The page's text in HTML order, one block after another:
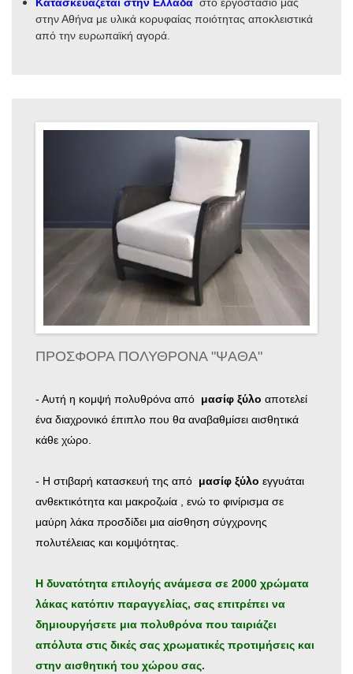
Κατασκευάζεται στην Ελλάδα στο εργοστάσιο μας
στην Αθήνα με υλικά κορυφαίας ποιότητας αποκλειστικά
από την ευρωπαϊκή αγορά.
ΠΡΟΣΦΟΡΑ ΠΟΛΥΘΡΟΝΑ "ΨΑΘΑ"
- Αυτή η κομψή πολυθρόνα από μασίφ ξύλο αποτελεί
ένα διαχρονικό έπιπλο που θα αναβαθμίσει αισθητικά
κάθε χώρο.
- Η στιβαρή κατασκευή της από μασίφ ξύλο εγγυάται
ανθεκτικότητα και μακροζωία , ενώ το φινίρισμα σε
μαύρη λάκα προσδίδει μια αίσθηση σύγχρονης
πολυτέλειας και κομψότητας.
Η δυνατότητα επιλογής ανάμεσα σε 2000 χρώματα
λάκας κατόπιν παραγγελίας, σας επιτρέπει να
δημιουργήσετε μια πολυθρόνα που ταιριάζει
απόλυτα στις δικές σας χρωματικές προτιμήσεις και
στην αισθητική του χώρου σας.